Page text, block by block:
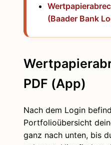
(Baader Bank
PDF (App)
Nach dem Login
Portfolioübersicht
ganz nach unten, bis